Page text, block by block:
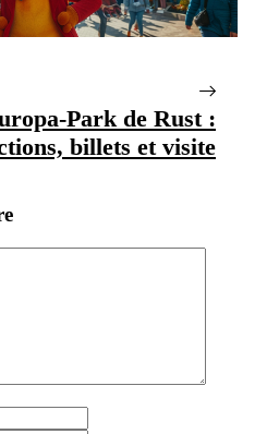
Park de Rust :
billets et visite